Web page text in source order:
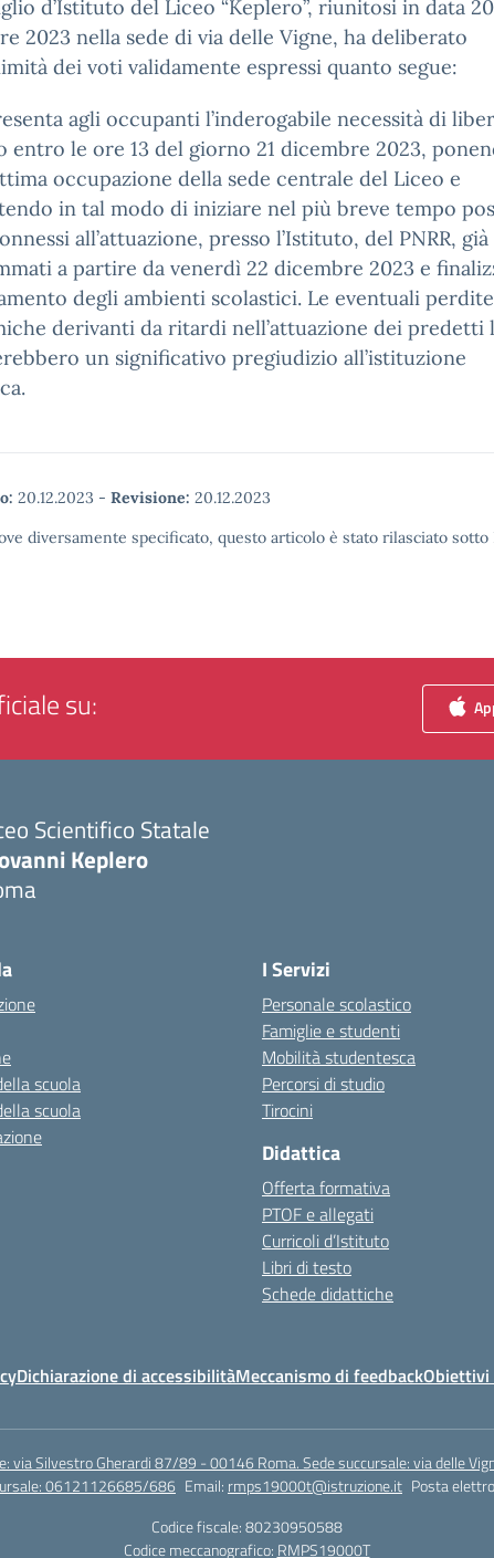
d’Istituto del Liceo “Keplero”, riunitosi in data 20
2023 nella sede di via delle Vigne, ha deliberato
dei voti validamente espressi quanto segue:
agli occupanti l’inderogabile necessità di
entro le ore 13 del giorno 21 dicembre 2023,
occupazione della sede centrale del Liceo e
in tal modo di iniziare nel più breve tempo
all’attuazione, presso l’Istituto, del PNRR, già
a partire da venerdì 22 dicembre 2023 e
degli ambienti scolastici. Le eventuali perdite
derivanti da ritardi nell’attuazione dei predetti
un significativo pregiudizio all’istituzione
20.12.2023 - Revisione: 20.12.2023
diversamente specificato, questo articolo è stato rilasciato
su:
Scientifico Statale
Keplero
scuola
scuola
I Servizi
Personale scolastico
Famiglie e studenti
Mobilità studentesca
Percorsi di studio
Tirocini
Didattica
Offerta formativa
PTOF e allegati
Curricoli d’Istituto
Libri di testo
Schede didattiche
Dichiarazione di accessibilitàMeccanismo di feedbackObiettivi
via Silvestro Gherardi 87/89 - 00146 Roma. Sede succursale: via delle
06121126685/686 Email: rmps19000t@istruzione.it Posta
Codice fiscale: 80230950588
Codice meccanografico: RMPS19000T